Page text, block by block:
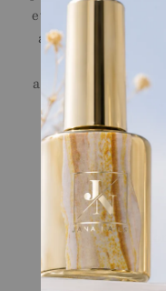
et les
ainsi qu'une
Jana Nails
accompagnement